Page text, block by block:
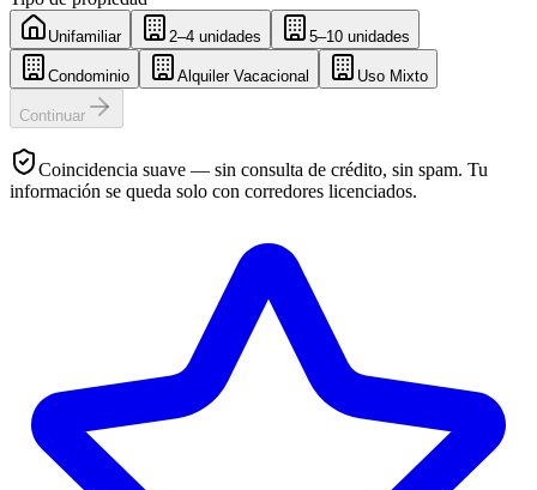
Unifamiliar 2–4 unidades 5–10 unidades
Condominio Alquiler Vacacional Uso Mixto
Continuar
Coincidencia suave — sin consulta de crédito, sin spam. Tu
información se queda solo con corredores licenciados.